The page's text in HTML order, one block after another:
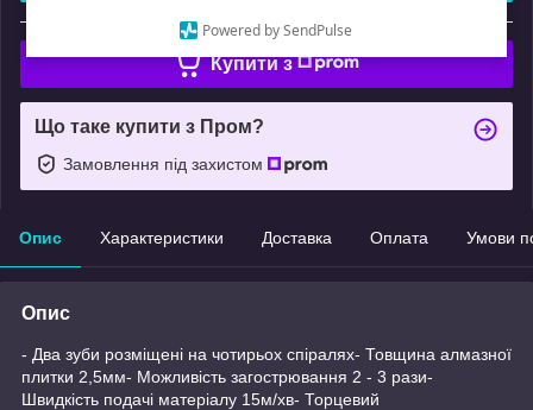
Powered by SendPulse
або
Купити з
Що таке купити з Пром?
Замовлення під захистом
Опис Характеристики Доставка Оплата Умови
Опис
- Два зуби розміщені на чотирьох спіралях- Товщина алмазної
плитки 2,5мм- Можливість загострювання 2 - 3 рази-
Швидкість подачі матеріалу 15м/хв- Торцевий